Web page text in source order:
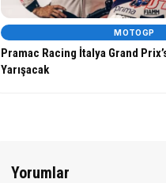
MOTOGP
Pramac Racing İtalya Grand
Yarışacak
Yorumlar